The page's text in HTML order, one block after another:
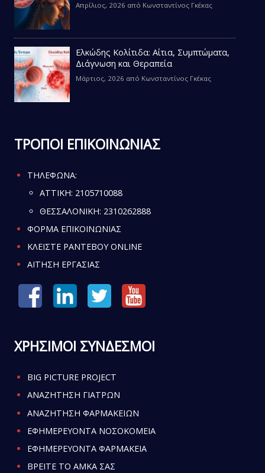
Απρίλιος, 2026 από Κωνσταντίνος Γκέκας
Ελκώδης Κολίτιδα: Αίτια, Συμπτώματα,
Διάγνωση και Θεραπεία
Μάρτιος, 2026 από Κωνσταντίνος Γκέκας
ΤΡΟΠΟΙ ΕΠΙΚΟΙΝΩΝΙΑΣ
ΤΗΛΕΦΩΝΑ:
ATTIKH: 2105710088
ΘΕΣΣΑΛΟΝΙΚΗ: 2310262888
ΦΟΡΜΑ ΕΠΙΚΟΙΝΩΝΙΑΣ
ΚΛΕΙΣΤΕ ΡΑΝΤΕΒΟΥ ONLINE
ΑΙΤΗΣΗ ΕΡΓΑΣΙΑΣ
ΧΡΗΣΙΜΟΙ ΣΥΝΔΕΣΜΟΙ
BIG PICTURE PROJECT
ΑΝΑΖΗΤΗΣΗ ΓΙΑΤΡΩΝ
ΑΝΑΖΗΤΗΣΗ ΦΑΡΜΑΚΕΙΩΝ
ΕΦΗΜΕΡΕΥΟΝΤΑ ΝΟΣΟΚΟΜΕΙΑ
ΕΦΗΜΕΡΕΥΟΝΤΑ ΦΑΡΜΑΚΕΙΑ
ΒΡΕΙΤΕ ΤΟ ΑΜΚΑ ΣΑΣ